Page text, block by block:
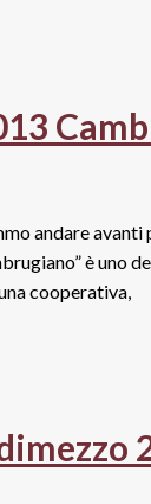
andare
è uno
cooperativa,